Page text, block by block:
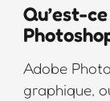
Qu’est-
Adobe
graphique,